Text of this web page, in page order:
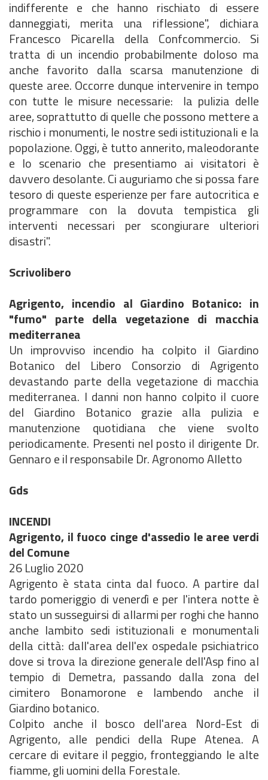
indifferente e che hanno rischiato di essere
danneggiati, merita una riflessione", dichiara
Francesco Picarella della Confcommercio. Si
tratta di un incendio probabilmente doloso ma
anche favorito dalla scarsa manutenzione di
queste aree. Occorre dunque intervenire in tempo
con tutte le misure necessarie: la pulizia delle
aree, soprattutto di quelle che possono mettere a
rischio i monumenti, le nostre sedi istituzionali e la
popolazione. Oggi, è tutto annerito, maleodorante
e lo scenario che presentiamo ai visitatori è
davvero desolante. Ci auguriamo che si possa fare
tesoro di queste esperienze per fare autocritica e
programmare con la dovuta tempistica gli
interventi necessari per scongiurare ulteriori
disastri".
Scrivolibero
Agrigento, incendio al Giardino Botanico: in
"fumo" parte della vegetazione di macchia
mediterranea
Un improvviso incendio ha colpito il Giardino
Botanico del Libero Consorzio di Agrigento
devastando parte della vegetazione di macchia
mediterranea. I danni non hanno colpito il cuore
del Giardino Botanico grazie alla pulizia e
manutenzione quotidiana che viene svolto
periodicamente. Presenti nel posto il dirigente Dr.
Gennaro e il responsabile Dr. Agronomo Alletto
Gds
INCENDI
Agrigento, il fuoco cinge d'assedio le aree verdi
del Comune
26 Luglio 2020
Agrigento è stata cinta dal fuoco. A partire dal
tardo pomeriggio di venerdì e per l'intera notte è
stato un susseguirsi di allarmi per roghi che hanno
anche lambito sedi istituzionali e monumentali
della città: dall'area dell'ex ospedale psichiatrico
dove si trova la direzione generale dell'Asp fino al
tempio di Demetra, passando dalla zona del
cimitero Bonamorone e lambendo anche il
Giardino botanico.
Colpito anche il bosco dell'area Nord-Est di
Agrigento, alle pendici della Rupe Atenea. A
cercare di evitare il peggio, fronteggiando le alte
fiamme, gli uomini della Forestale.